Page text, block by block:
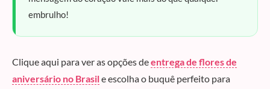
embrulho!
Clique aqui para ver as opções deentrega de flores de
aniversário no Brasile escolha o buquê perfeito para